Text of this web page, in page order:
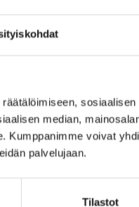
median,
voivat
palvelujaan.
Tilastot
luokanopettajan
on luonto sekä ihmisen
näyttelytilassa
Kirjasto on
keskiviikko 5.1.
on suljettu.